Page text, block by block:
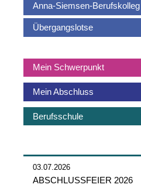
Anna-Siemsen-Berufskolleg
Übergangslotse
Navigation
Mein Schwerpunkt
Mein Abschluss
Berufsschule
03.07.2026
ABSCHLUSSFEIER 2026